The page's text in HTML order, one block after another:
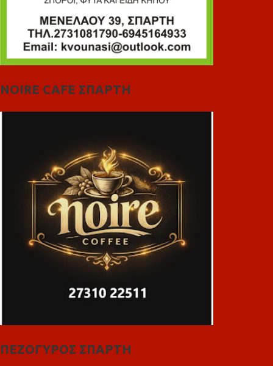
NOIRE CAFE ΣΠΑΡΤΗ
ΠΕΖΟΓΥΡΟΣ ΣΠΑΡΤΗ